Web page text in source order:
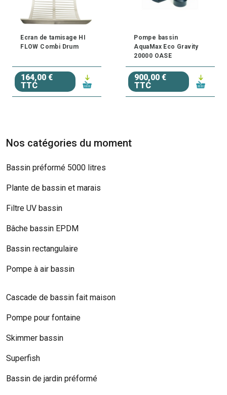
Ecran de tamisage HI
FLOW Combi Drum
164,00 €
TTC
Pompe bassin
AquaMax Eco Gravity
20000 OASE
900,00 €
TTC
Nos catégories du moment
Bassin préformé 5000 litres
Plante de bassin et marais
Filtre UV bassin
Bâche bassin EPDM
Bassin rectangulaire
Pompe à air bassin
Cascade de bassin fait maison
Pompe pour fontaine
Skimmer bassin
Superfish
Bassin de jardin préformé